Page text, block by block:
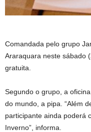
Comandada pelo grupo
Araraquara neste sábado
gratuita.
Segundo o grupo, a
do mundo, a pipa. “Além
participante ainda poderá
Inverno”, informa.